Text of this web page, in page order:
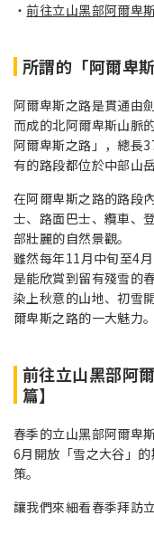
前往立山黑部阿爾卑
所謂的「阿爾卑
阿爾卑斯之路是貫通由
而成的北阿爾卑斯山脈
阿爾卑斯之路」，總長
有的路段都位於中部山
在阿爾卑斯之路的路段
士、路面巴士、纜車、
部壯麗的自然景觀。
雖然每年11月中旬至4
是能欣賞到留有殘雪的
染上秋意的山地、初雪
爾卑斯之路的一大魅力。
前往立山黑部阿
篇】
春季的立山黑部阿爾卑
6月開放「雪之大谷」
策。
讓我們來細看春季拜訪